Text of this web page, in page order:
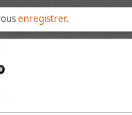
enregistrer.